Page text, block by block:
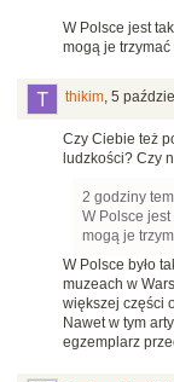
W Polsce jest
mogą je
thikim, 5
Czy Ciebie też
ludzkości? Czy
2 godziny
W Polsce
mogą je
W Polsce było
muzeach w
większej części
Nawet w tym
egzemplarz